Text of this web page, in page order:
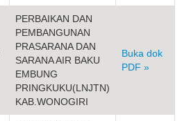
PERBAIKAN DAN
PEMBANGUNAN
PRASARANA DAN
SARANA AIR BAKU
EMBUNG
PRINGKUKU(LNJTN)
KAB.WONOGIRI
Buka dok
PDF »